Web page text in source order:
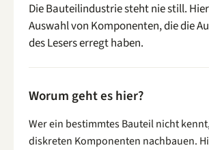
Die Bauteilindustrie steht nie still.
Auswahl von Komponenten, die die
des Lesers erregt haben.
Worum geht es hier?
Wer ein bestimmtes Bauteil nicht
diskreten Komponenten nachbauen.